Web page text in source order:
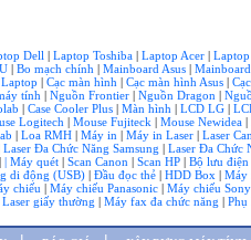
Dell | Laptop Toshiba | Laptop Acer |
| Bo mạch chính | Mainboard Asus |
| Cạc màn hình | Cạc màn hình Asus |
tính | Nguồn Frontier | Nguồn Dragon |
| Case Cooler Plus | Màn hình | LCD LG |
Logitech | Mouse Fujiteck | Mouse Newidea |
| Loa RMH | Máy in | Máy in Laser | Laser
Laser Đa Chức Năng Samsung | Laser Đa Chức
| | Máy quét | Scan Canon | Scan HP | Bộ lưu điện
di động (USB) | Đầu đọc thẻ | HDD Box | Máy
chiếu | Máy chiếu Panasonic | Máy chiếu Sony
giấy thường | Máy fax đa chức năng | Phụ